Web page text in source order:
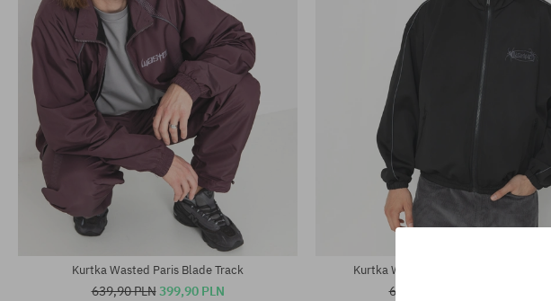
Dostępne rozmiary:
Dostępne rozmiary:
Kurtka Wasted Paris Blade Track
639,90 PLN399,90 PLN
Kurtka Wasted Paris Boiler Reset Track
639,90 PLN